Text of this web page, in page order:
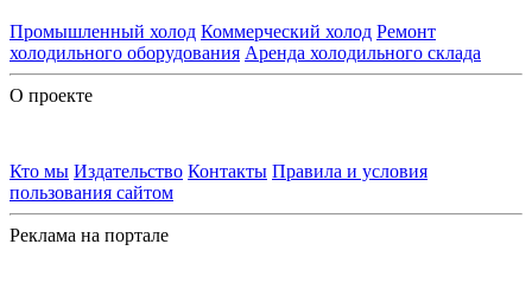
Промышленный холод Коммерческий холод Ремонт
холодильного оборудования Аренда холодильного склада
О проекте
Кто мы Издательство Контакты Правила и условия
пользования сайтом
Реклама на портале